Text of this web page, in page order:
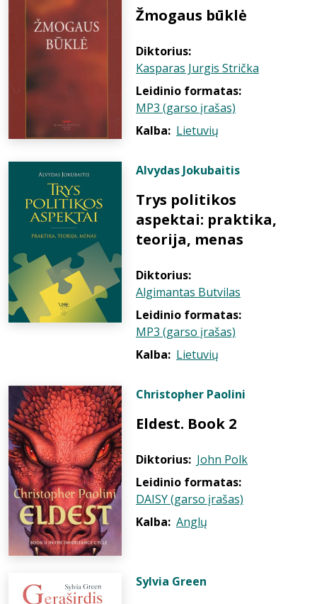
Žmogaus būklė
Diktorius:
Kasparas Jurgis Strička
Leidinio formatas:
MP3 (garso įrašas)
Kalba: Lietuvių
Alvydas Jokubaitis
Trys politikos
aspektai: praktika,
teorija, menas
Diktorius:
Algimantas Butvilas
Leidinio formatas:
MP3 (garso įrašas)
Kalba: Lietuvių
Christopher Paolini
Eldest. Book 2
Diktorius: John Polk
Leidinio formatas:
DAISY (garso įrašas)
Kalba: Anglų
Sylvia Green